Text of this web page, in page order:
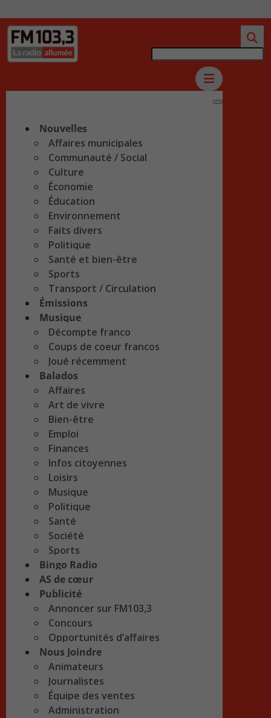
Nouvelles
Affaires municipales
Communauté / Social
Culture
Économie
Éducation
Environnement
Faits divers
Politique
Santé et bien-être
Sports
Transport / Circulation
Émissions
Musique
Décompte franco
Coups de coeur francos
Joué récemment
Balados
Affaires
Art de vivre
Bien-être
Emploi
Finances
Infos citoyennes
Loisirs
Musique
Politique
Santé
Société
Sports
Bingo Radio
AS de cœur
Publicité
Annoncer sur FM103,3
Concours
Opportunités d’affaires
Nous Joindre
Animateurs
Journalistes
Équipe des ventes
Administration